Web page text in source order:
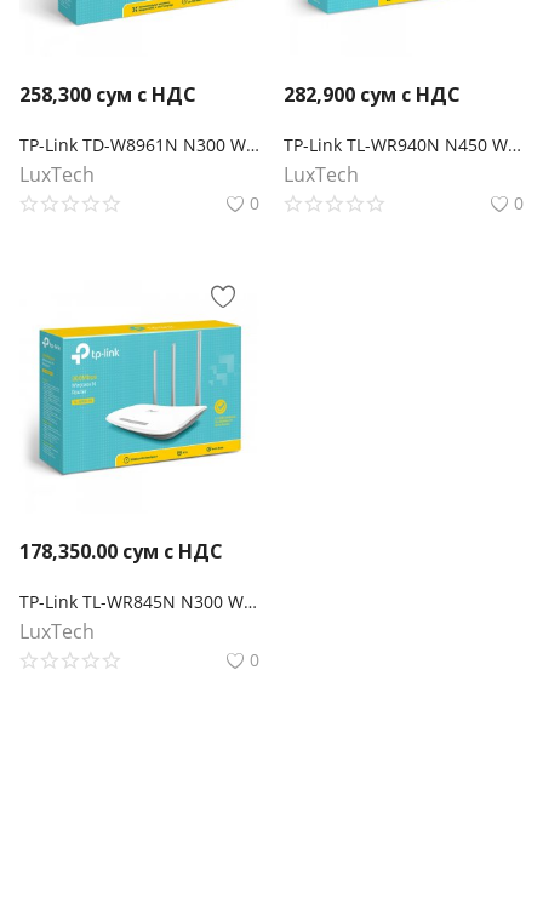
258,300 сум с НДС
TP-Link TD-W8961N N300 Wi-Fi роутер с ADSL2+ модемом
LuxTech
0
282,900 сум с НДС
TP-Link TL-WR940N N450 Wi-Fi роутер
LuxTech
0
178,350.00 сум с НДС
TP-Link TL-WR845N N300 Wi-Fi роутер
LuxTech
0